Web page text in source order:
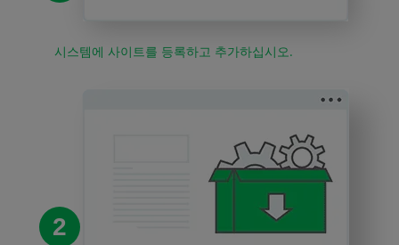
시스템에 사이트를 등록하고 추가하십시오.
2